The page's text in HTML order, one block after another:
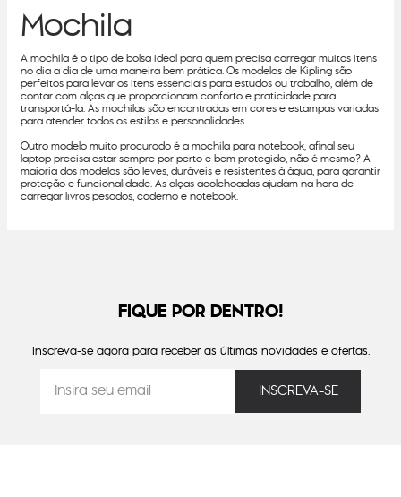
Mochila
A mochila é o tipo de bolsa ideal para quem precisa carregar muitos itens
no dia a dia de uma maneira bem prática. Os modelos de Kipling são
perfeitos para levar os itens essenciais para estudos ou trabalho, além de
contar com alças que proporcionam conforto e praticidade para
transportá-la. As mochilas são encontradas em cores e estampas variadas
para atender todos os estilos e personalidades.
Outro modelo muito procurado é a mochila para notebook, afinal seu
laptop precisa estar sempre por perto e bem protegido, não é mesmo? A
maioria dos modelos são leves, duráveis e resistentes à água, para garantir
proteção e funcionalidade. As alças acolchoadas ajudam na hora de
carregar livros pesados, caderno e notebook.
FIQUE POR DENTRO!
Inscreva-se agora para receber as últimas novidades e ofertas.